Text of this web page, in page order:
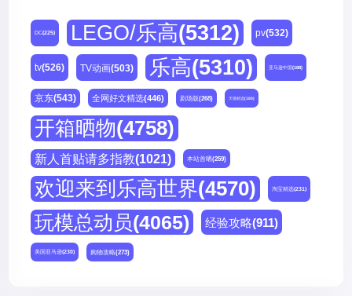
DC(225) LEGO/乐高(5312) pv(532)
tv(526) TV动画(503) 乐高(5310) 亚马逊中国(188)
京东(543) 全网好文精选(446) 剧场版(268) 天猫精选(180)
开箱晒物(4758)
新人首贴请多指教(1021) 本站首晒(259)
欢迎来到乐高世界(4570) 淘宝精选(231)
玩模总动员(4065) 经验攻略(911)
美国亚马逊(230) 购物攻略(273)